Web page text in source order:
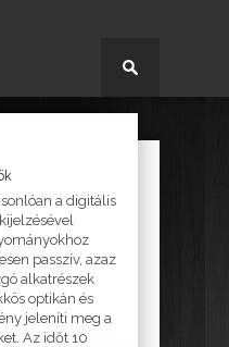
a digitális
passzív, azaz
alkatrészek
optikán és
jeleníti meg a
Az időt 10